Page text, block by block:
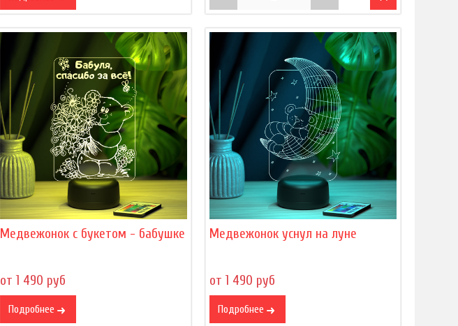
Медвежонок с букетом - бабушке
от 1 490 руб
Подробнее
Медвежонок уснул на луне
от 1 490 руб
Подробнее